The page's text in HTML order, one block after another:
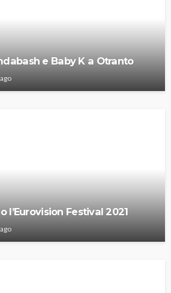
e Baby K a Otranto
l’Eurovision Festival 2021